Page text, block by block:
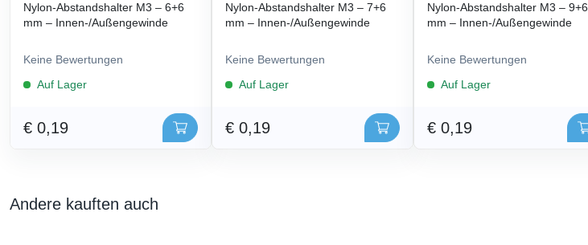
Nylon-Abstandshalter M3 – 6+6
mm – Innen-/Außengewinde
Keine Bewertungen
Auf Lager
€ 0,19
Nylon-Abstandshalter M3 – 7+6
mm – Innen-/Außengewinde
Keine Bewertungen
Auf Lager
€ 0,19
Nylon-Abstandshalter M3 – 9+6
mm – Innen-/Außengewinde
Keine Bewertungen
Auf Lager
€ 0,19
Andere kauften auch